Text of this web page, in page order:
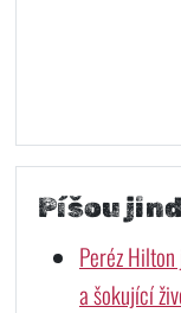
Píšou
Peréz
a šokující